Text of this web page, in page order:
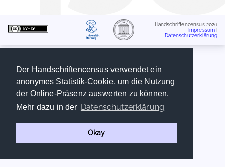
Der Handschriftencensus verwendet ein
anonymes Statistik-Cookie, um die Nutzung
der Online-Präsenz auswerten zu können.
Mehr dazu in der Datenschutzerklärung
Okay
Handschriftencensus 2026
Impressum
Datenschutzerklärung